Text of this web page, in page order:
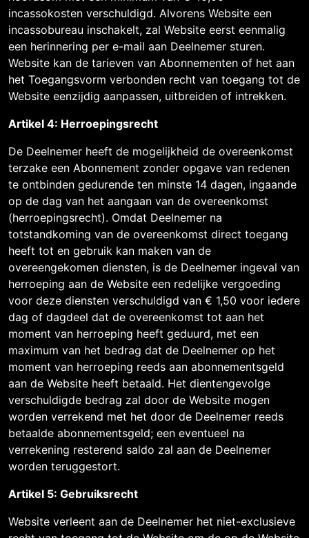
incassokosten verschuldigd. Alvorens Website een
incassobureau inschakelt, zal Website eerst eenmalig
een herinnering per e-mail aan Deelnemer sturen.
Website kan de tarieven van Abonnementen of het aan
het Toegangsvorm verbonden recht van toegang tot de
Website eenzijdig aanpassen, uitbreiden of intrekken.
Artikel 4: Herroepingsrecht
De Deelnemer heeft de mogelijkheid de overeenkomst
terzake een Abonnement zonder opgave van redenen
te ontbinden gedurende ten minste 14 dagen, ingaande
op de dag van het aangaan van de overeenkomst
(herroepingsrecht). Omdat Deelnemer na
totstandkoming van de overeenkomst direct toegang
heeft tot en gebruik kan maken van de
overeengekomen diensten, is de Deelnemer ingeval van
herroeping aan de Website een redelijke vergoeding
voor deze diensten verschuldigd van € 1,50 voor iedere
dag of dagdeel dat de overeenkomst tot aan het
moment van herroeping heeft geduurd, met een
maximum van het bedrag dat de Deelnemer op het
moment van herroeping reeds aan abonnementsgeld
aan de Website heeft betaald. Het dientengevolge
verschuldigde bedrag zal door de Website mogen
worden verrekend met het door de Deelnemer reeds
betaalde abonnementsgeld; een eventueel na
verrekening resterend saldo zal aan de Deelnemer
worden teruggestort.
Artikel 5: Gebruiksrecht
Website verleent aan de Deelnemer het niet-exclusieve